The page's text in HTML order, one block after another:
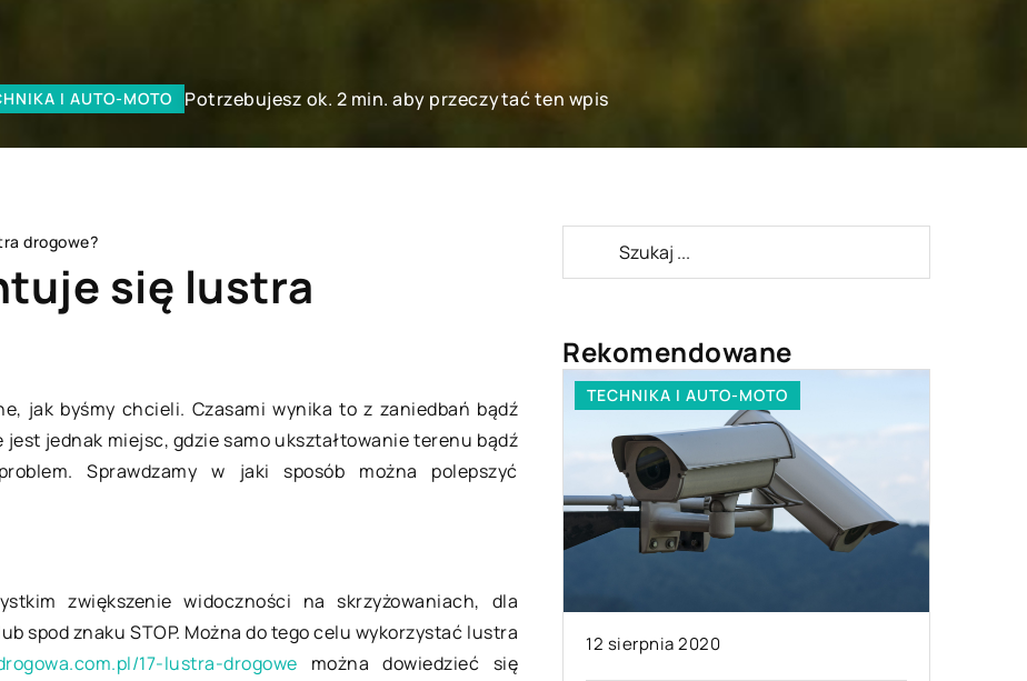
I AUTO-MOTO Potrzebujesz ok. 2 min. aby przeczytać ten wpis
drogowe?
się lustra
jak byśmy chcieli. Czasami wynika to z zaniedbań bądź
jednak miejsc, gdzie samo ukształtowanie terenu bądź
Sprawdzamy w jaki sposób można polepszyć
zwiększenie widoczności na skrzyżowaniach, dla
spod znaku STOP. Można do tego celu wykorzystać lustra
17-lustra-drogowe można dowiedzieć się
Rekomendowane
13 stycznia 2020
TECHNIKA I AUTO-MOTO
12 sierpnia 2020